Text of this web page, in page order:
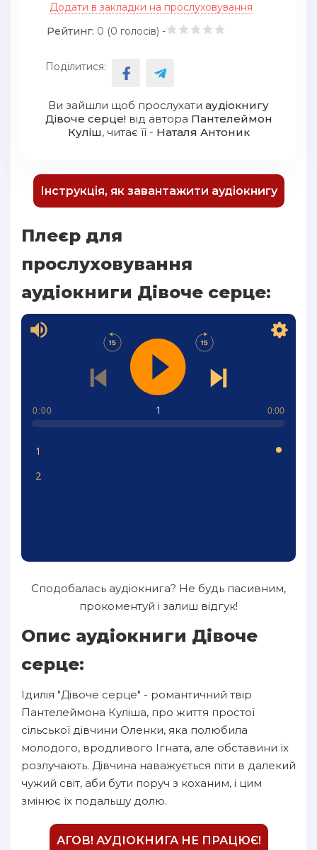
Додати в закладки на прослуховування
Рейтинг: 0 (0 голосів) -
Поділитися:
Ви зайшли щоб прослухати аудіокнигу
Дівоче серце!від автора Пантелеймон
Куліш, читає її - Наталя Антоник
Інструкція, як завантажити аудіокнигу
Плеєр для
прослуховування
аудіокниги Дівоче серце:
1
0:00 0:00
1
2
Сподобалась аудіокнига? Не будь пасивним,
прокоментуй і залиш відгук!
Опис аудіокниги Дівоче
серце:
Ідилія "Дівоче серце" - романтичний твір
Пантелеймона Куліша, про життя простої
сільської дівчини Оленки, яка полюбила
молодого, вродливого Ігната, але обставини їх
розлучають. Дівчина наважується піти в далекий
чужий світ, аби бути поруч з коханим, і цим
змінює їх подальшу долю.
АГОВ! АУДІОКНИГА НЕ ПРАЦЮЄ!